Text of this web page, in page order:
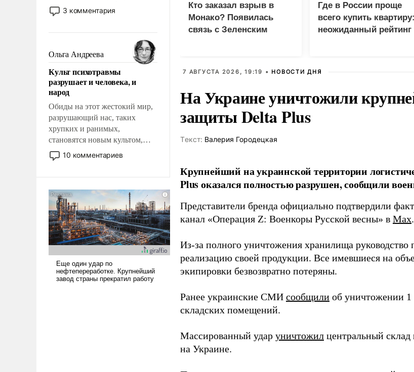
применение которых уже
стало обыденностью. Задача по
сложна и амбициозна. Однако
и ее реализация радикально
поднимет наши боевые
возможности.
3 комментария
Ольга Андреева
Культ психотравмы
разрушает и человека, и
народ
Обиды на этот жестокий мир,
разрушающий нас, таких
хрупких и ранимых,
становятся новым культом,
постепенно вытесняя и
отменяя традиционное
ударами судьбы, брать на себя
ответственность, помогать
слабым, идти вперед и
адаптироваться.
10 комментариев
Кто заказал взрыв в
Монако? Появилась
связь с Зеленским
Где в России проще
всего купить квартиру:
неожиданный рейтинг
7 АВГУСТА 2026, 19:19 • НОВОСТИ ДНЯ
На Украине уничтожили
защиты Delta Plus
Tекст: Валерия Городецкая
Крупнейший на украинской территории
Plus оказался полностью разрушен, сообщили
Представители бренда официально подтвердили
канал «Операция Z: Военкоры Русской весны» в Max.
Из-за полного уничтожения хранилища руководство
реализацию своей продукции. Все имевшиеся на
экипировки безвозвратно потеряны.
Ранее украинские СМИ сообщили об уничтожении 1
складских помещений.
Массированный удар уничтожил центральный
на Украине.